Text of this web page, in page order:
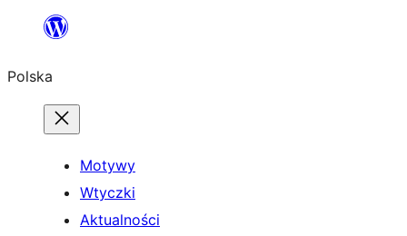
Przejdź
treści
Polska
Motywy
Wtyczki
Aktualności